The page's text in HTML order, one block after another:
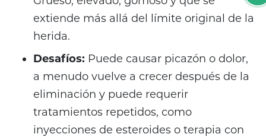
extiende más allá del límite original de la
herida.
Desafíos: Puede causar picazón o dolor,
a menudo vuelve a crecer después de la
eliminación y puede requerir
tratamientos repetidos, como
inyecciones de esteroides o terapia con